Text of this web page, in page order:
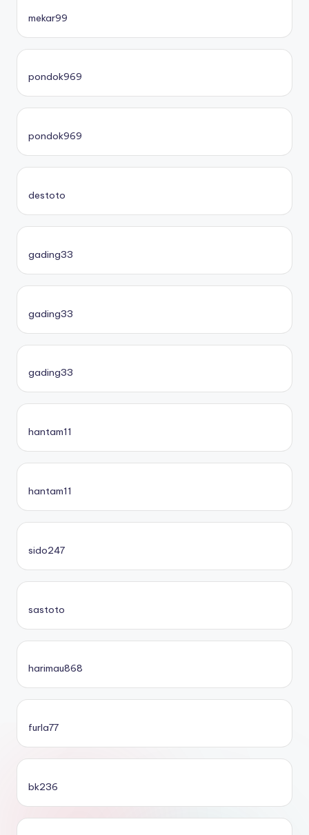
mekar99
pondok969
pondok969
destoto
gading33
gading33
gading33
hantam11
hantam11
sido247
sastoto
harimau868
furla77
bk236